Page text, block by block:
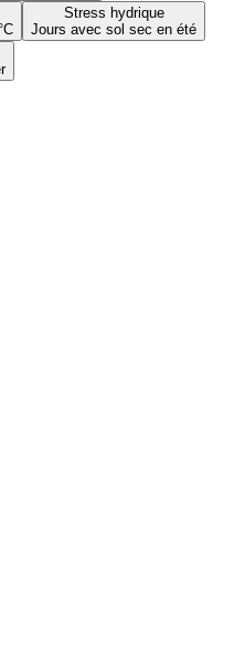
Stress hydrique
Jours avec sol sec en été